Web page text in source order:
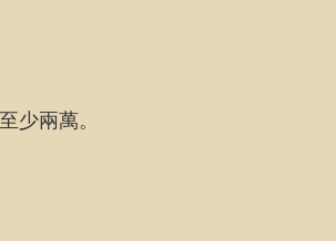
少兩萬。